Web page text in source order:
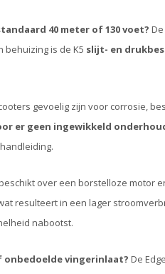
40 meter of 130 voet?
behuizing is de K5 slijt- en
gevoelig zijn voor corrosie,
er geen ingewikkeld
over een borstelloze motor
resulteert in een lager
nabootst.
onbedoelde vingerinlaat? De